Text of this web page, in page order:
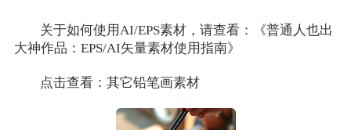
关于如何使用AI/EPS素材，请查看：《普通人也出
大神作品：EPS/AI矢量素材使用指南》
点击查看：其它铅笔画素材